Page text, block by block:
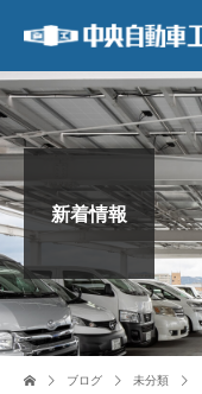
新着情報
ブログ 未分類